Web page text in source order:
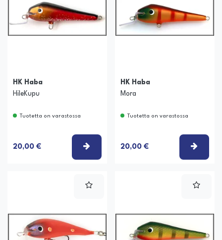
HK Haba
HileKupu
Tuotetta on varastossa
20,00 € VALITSE VAIHTOEHTO
HK Haba
Mora
Tuotetta on varastossa
20,00 €